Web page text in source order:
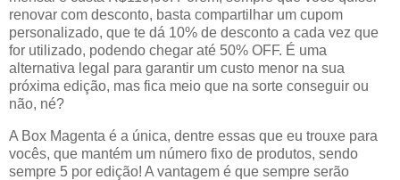
renovar com desconto, basta compartilhar um cupom
personalizado, que te dá 10% de desconto a cada vez que
for utilizado, podendo chegar até 50% OFF. É uma
alternativa legal para garantir um custo menor na sua
próxima edição, mas fica meio que na sorte conseguir ou
não, né?
A Box Magenta é a única, dentre essas que eu trouxe para
vocês, que mantém um número fixo de produtos, sendo
sempre 5 por edição! A vantagem é que sempre serão